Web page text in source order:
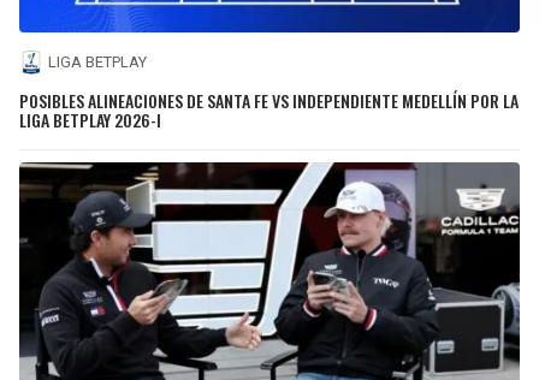
LIGA BETPLAY
POSIBLES ALINEACIONES DE SANTA FE VS INDEPENDIENTE MEDELLÍN POR LA
LIGA BETPLAY 2026-I